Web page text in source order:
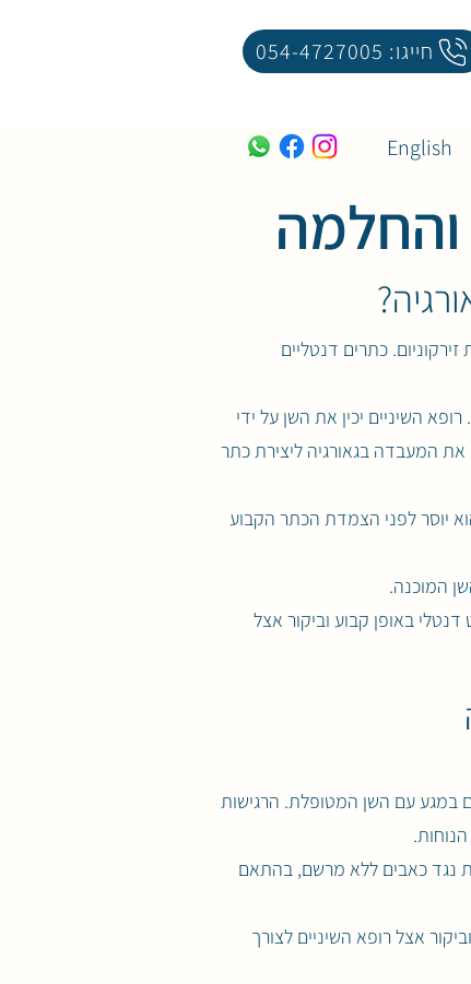
חייגו: 054-4727005
English
והחלמה
כתרים דנטליים
השיניים יכין את השן על ידי
המעבדה בגאורגיה ליצירת כתר
יוסר לפני הצמדת הכתר הקבוע
המוכנה.
באופן קבוע וביקור אצל
במגע עם השן המטופלת. הרגישות
נגד כאבים ללא מרשם, בהתאם
אצל רופא השיניים לצורך